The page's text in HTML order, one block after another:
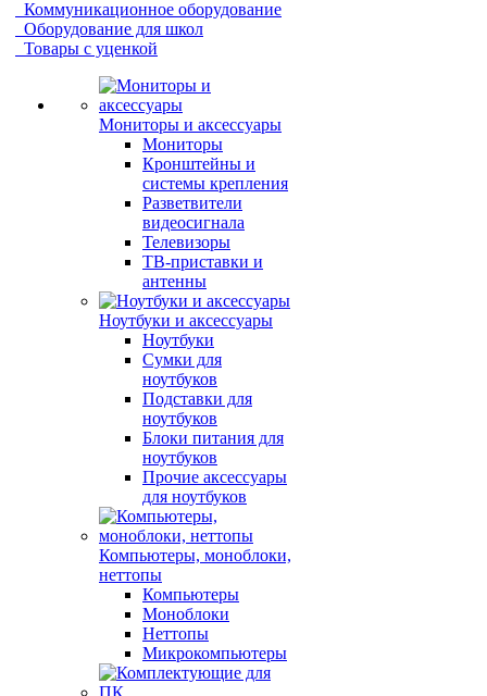
Коммуникационное оборудование
Оборудование для школ
Товары с уценкой
Мониторы и аксессуары
Мониторы
Кронштейны и
системы крепления
Разветвители
видеосигнала
Телевизоры
ТВ-приставки и
антенны
Ноутбуки и аксессуары
Ноутбуки
Сумки для
ноутбуков
Подставки для
ноутбуков
Блоки питания для
ноутбуков
Прочие аксессуары
для ноутбуков
Компьютеры, моноблоки,
неттопы
Компьютеры
Моноблоки
Неттопы
Микрокомпьютеры